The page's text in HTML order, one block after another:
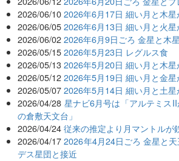
2026/06/10 2026年6月17日 細い月と木
2026/06/05 2026年6月13日 細い月と火星
2026/06/02 2026年6月9日ごろ 金星と木
2026/05/15 2026年5月23日 レグルス食
2026/05/13 2026年5月20日 細い月と木星
2026/05/12 2026年5月19日 細い月と金星
2026/05/07 2026年5月14日 細い月と土星
2026/04/28 星ナビ6月号は「アルテミス
の倉敷天文台」
2026/04/24 従来の推定より月マントルが
2026/04/17 2026年4月24日ごろ 金星と
デス星団と接近